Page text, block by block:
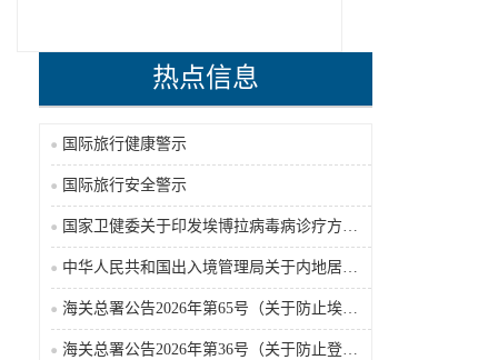
热点信息
国际旅行健康警示
国际旅行安全警示
国家卫健委关于印发埃博拉病毒病诊疗方案（2026年版）的通知
中华人民共和国出入境管理局关于内地居民前往港澳地区定居审批条件的公告（2026-06-30）
海关总署公告2026年第65号（关于防止埃博拉病毒病疫情传入我国的公告）（2026-05-18）
海关总署公告2026年第36号（关于防止登革热疫情传入我国的公告）